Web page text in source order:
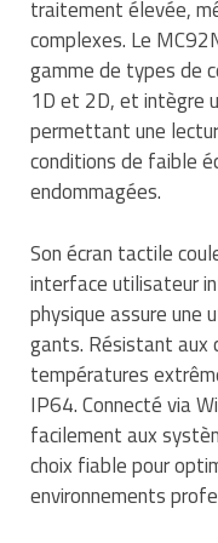
Ustensile cuisine
Vêtements
Vitrines pour
Traitement de l'air
Traitement des eaux
Trancheuse
Transformateur
Tubes et profilés
Tuyau flexible
Tuyau galvanisé
Tuyau renforcé
Ventilateurs et
Tapis de bureau
Tapis et caillebotis
Traitement des
Traitement du linge
Vestiaires et casiers
Equipements de
Equipements de
Equipements pour
Equipements pour
Equipements pour
Equipements pour
sportif
Jeu gymnique
Loisirs
Matériel de fitness
Pétrin professionnel
Piano de cuisson
Plats et plateaux
Pompes à sauce
Portes commandes
Présentoir pour
Réchaud
Réfrigérateur
Restauration foraine
traitement élevée,
complexes. Le
gamme de types de
1D et 2D, et intègre
permettant une
conditions de faible
endommagées.
Son écran tactile
interface utilisateur
physique assure une
gants. Résistant aux
températures
IP64. Connecté via
facilement aux
choix fiable pour
environnements